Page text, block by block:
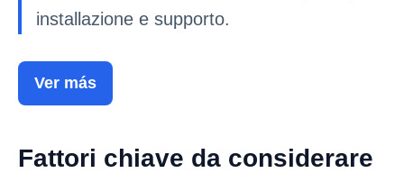
installazione e supporto.
Ver más
Fattori chiave da considerare